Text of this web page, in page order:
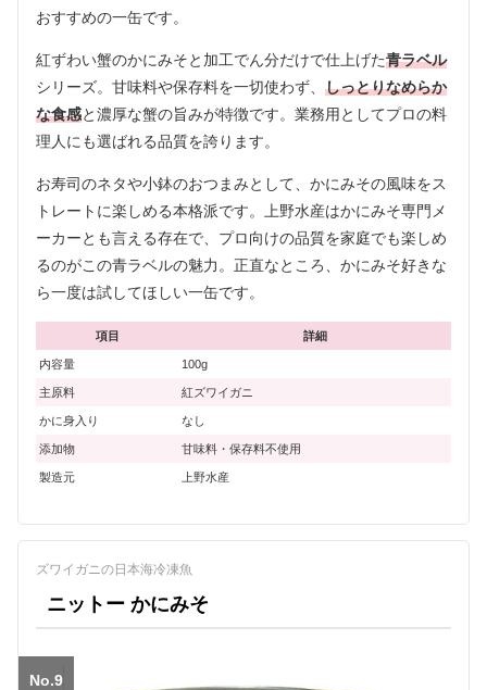
おすすめの一缶です。
紅ずわい蟹のかにみそと加工でん分だけで仕上げた青ラベル
シリーズ。甘味料や保存料を一切使わず、 しっとりなめらか
な食感と濃厚な蟹の旨みが特徴です。業務用としてプロの料
理人にも選ばれる品質を誇ります。
お寿司のネタや小鉢のおつまみとして、かにみその風味をス
トレートに楽しめる本格派です。上野水産はかにみそ専門メ
ーカーとも言える存在で、プロ向けの品質を家庭でも楽しめ
るのがこの青ラベルの魅力。正直なところ、かにみそ好きな
ら一度は試してほしい一缶です。
項目 詳細
内容量 100g
主原料 紅ズワイガニ
かに身入り なし
添加物 甘味料・保存料不使用
製造元 上野水産
ズワイガニの日本海冷凍魚
ニットー かにみそ
No.9